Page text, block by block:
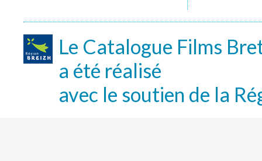
Le Catalogue Films
a été réalisé
avec le soutien de la